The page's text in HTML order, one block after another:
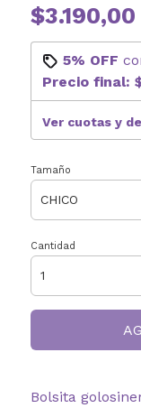
$3.190,00
5% OFF
Precio final:
Ver cuotas y
Tamaño
Cantidad
Bolsita